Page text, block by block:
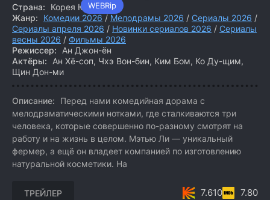
WEBRip
Страна:
Корея Южная
Жанр:
Комедии 2026 / Мелодрамы 2026 / Сериалы 2026 /
Сериалы апреля 2026 / Новинки сериалов 2026 / Сериалы
весны 2026 / Фильмы 2026
Режиссер:
Ан Джон-ён
Актёры:
Ан Хё-соп, Чхэ Вон-бин, Ким Бом, Ко Ду-щим,
Щин Дон-ми
Описание:
Перед нами комедийная дорама с
мелодраматическими нотками, где сталкиваются три
человека, которые совершенно по-разному смотрят на
работу и на жизнь в целом. Мэтью Ли — уникальный
фермер, а ещё он владеет компанией по изготовлению
натуральной косметики. На
ТРЕЙЛЕР 7.610 7.80